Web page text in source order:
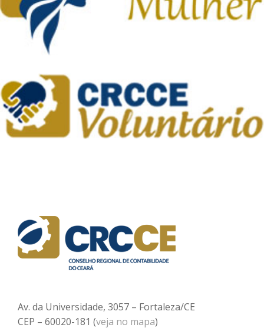
Av. da Universidade, 3057 – Fortaleza/CE
CEP – 60020-181 (veja no mapa)